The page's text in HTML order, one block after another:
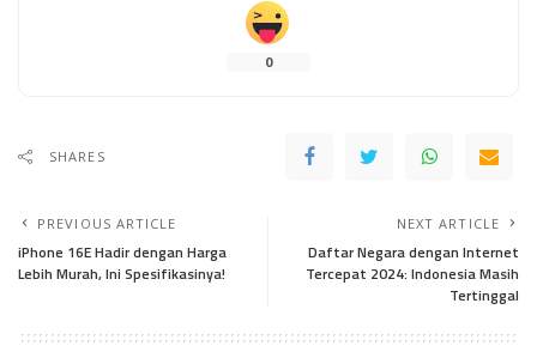
0
SHARES
PREVIOUS ARTICLE
iPhone 16E Hadir dengan Harga
Lebih Murah, Ini Spesifikasinya!
NEXT ARTICLE
Daftar Negara dengan Internet
Tercepat 2024: Indonesia Masih
Tertinggal